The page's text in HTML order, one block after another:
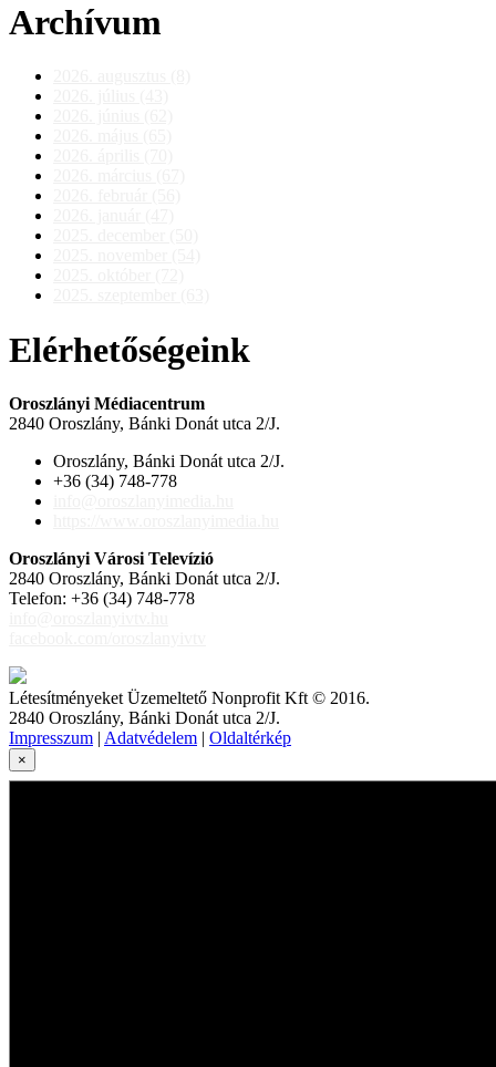
Archívum
Elérhetőségeink
Oroszlányi Médiacentrum
2840 Oroszlány, Bánki Donát utca 2/J.
Oroszlány, Bánki Donát utca 2/J.
+36 (34) 748-778
Oroszlányi Városi Televízió
2840 Oroszlány, Bánki Donát utca 2/J.
Telefon: +36 (34) 748-778
Létesítményeket Üzemeltető Nonprofit Kft © 2016.
2840 Oroszlány, Bánki Donát utca 2/J.
Impresszum | Adatvédelem | Oldaltérkép
×